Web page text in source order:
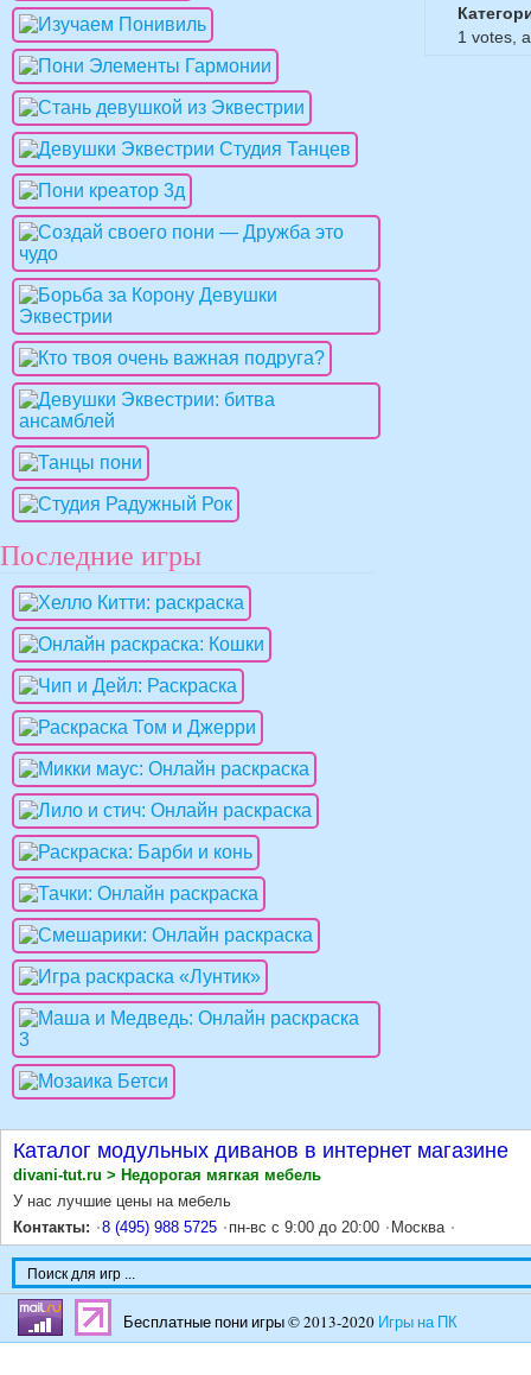
1 votes,
Последние игры
Каталог модульных диванов в интернет магазине
divani-tut.ru > Недорогая мягкая мебель
У нас лучшие цены на мебель
Контакты:
8 (495) 988 5725 пн-вс с 9:00 до 20:00 Москва
Бесплатные пони игры © 2013-2020 Игры на ПК